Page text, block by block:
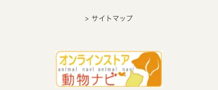
> サイトマップ